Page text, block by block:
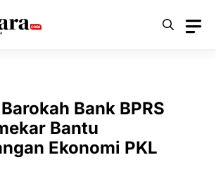
Bank BPRS
Bantu
Ekonomi PKL